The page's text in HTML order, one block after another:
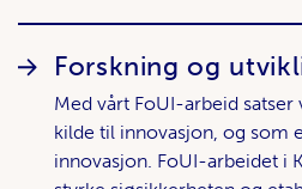
Forskning og
Med vårt FoUI-arbeid
kilde til innovasjon, og som
innovasjon. FoUI-arbeidet i